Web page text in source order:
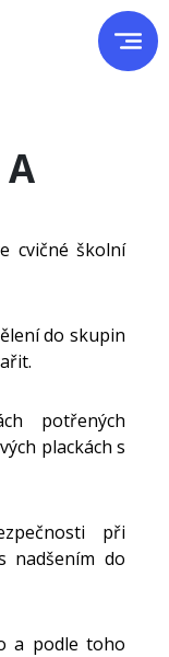
cvičné školní
do skupin
potřených
plackách s
při
nadšením do
a podle toho